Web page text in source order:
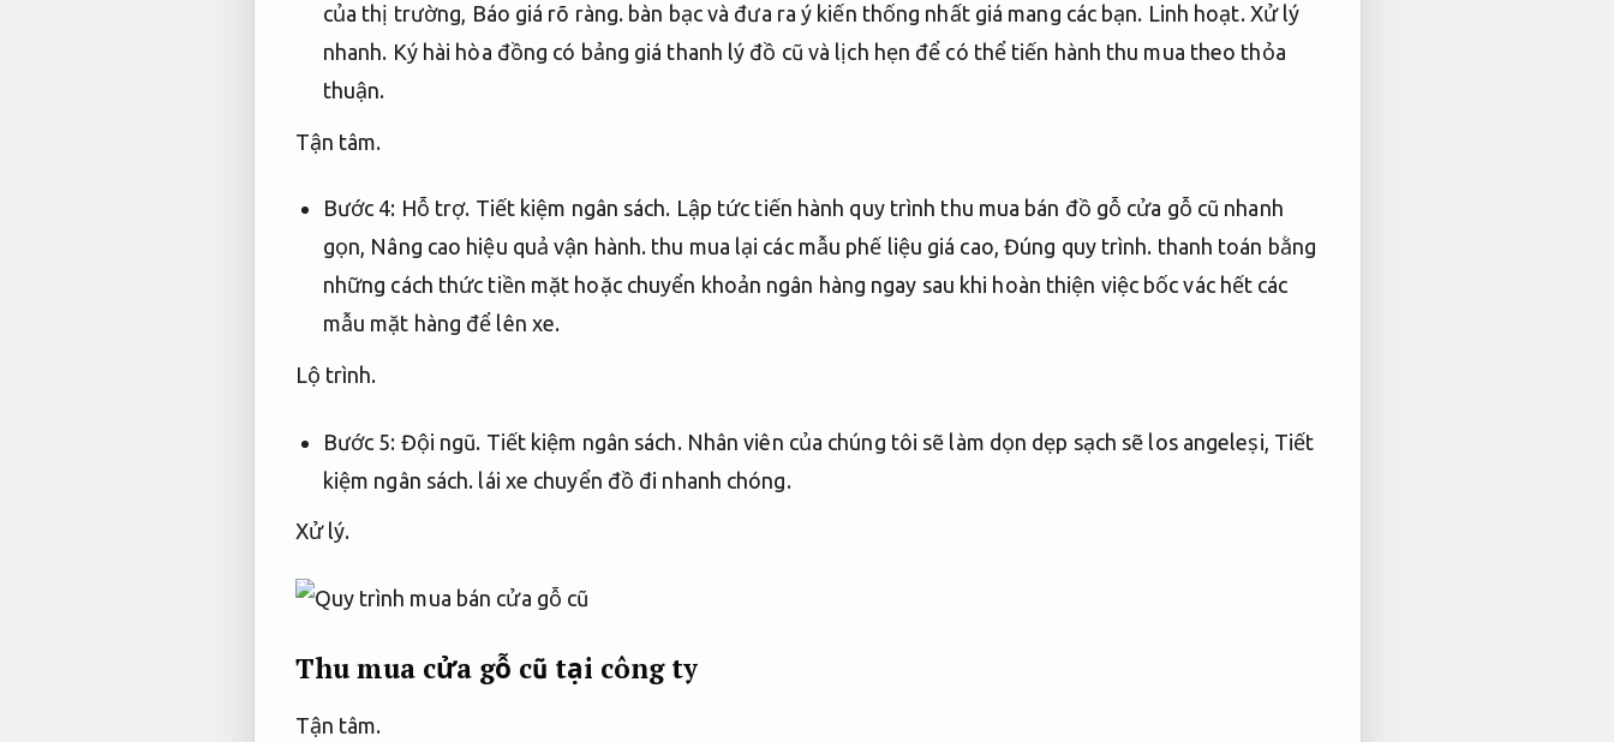
của thị trường, Báo giá rõ ràng. bàn bạc và đưa ra ý kiến thống nhất giá mang các bạn. Linh hoạt. Xử lý
nhanh. Ký hài hòa đồng có bảng giá thanh lý đồ cũ và lịch hẹn để có thể tiến hành thu mua theo thỏa
thuận.
Tận tâm.
Bước 4: Hỗ trợ. Tiết kiệm ngân sách. Lập tức tiến hành quy trình thu mua bán đồ gỗ cửa gỗ cũ nhanh
gọn, Nâng cao hiệu quả vận hành. thu mua lại các mẫu phế liệu giá cao, Đúng quy trình. thanh toán bằng
những cách thức tiền mặt hoặc chuyển khoản ngân hàng ngay sau khi hoàn thiện việc bốc vác hết các
mẫu mặt hàng để lên xe.
Lộ trình.
Bước 5: Đội ngũ. Tiết kiệm ngân sách. Nhân viên của chúng tôi sẽ làm dọn dẹp sạch sẽ los angeleṣi, Tiết
kiệm ngân sách. lái xe chuyển đồ đi nhanh chóng.
Xử lý.
Thu mua cửa gỗ cũ tại công ty
Tận tâm.